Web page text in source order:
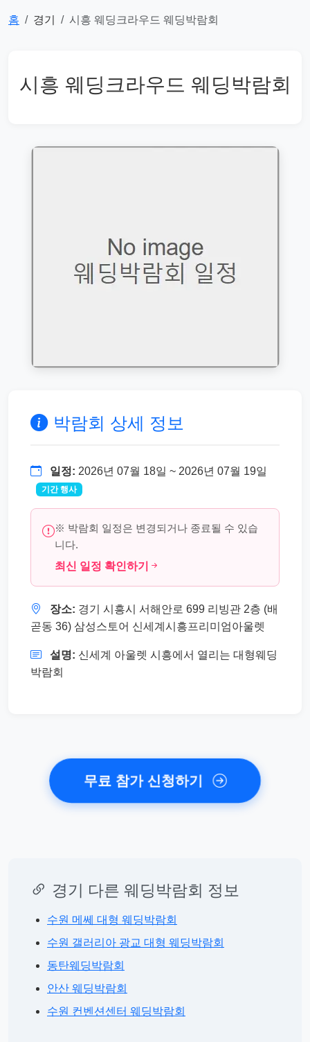
홈 경기 시흥 웨딩크라우드 웨딩박람회
시흥 웨딩크라우드 웨딩박람회
박람회 상세 정보
일정: 2026년 07월 18일 ~ 2026년 07월 19일
기간 행사
※ 박람회 일정은 변경되거나 종료될 수 있습
니다.
최신 일정 확인하기
장소: 경기 시흥시 서해안로 699 리빙관 2층 (배
곧동 36) 삼성스토어 신세계시흥프리미엄아울렛
설명: 신세계 아울렛 시흥에서 열리는 대형웨딩
박람회
무료 참가 신청하기
경기 다른 웨딩박람회 정보
수원 메쎄 대형 웨딩박람회
수원 갤러리아 광교 대형 웨딩박람회
동탄웨딩박람회
안산 웨딩박람회
수원 컨벤션센터 웨딩박람회